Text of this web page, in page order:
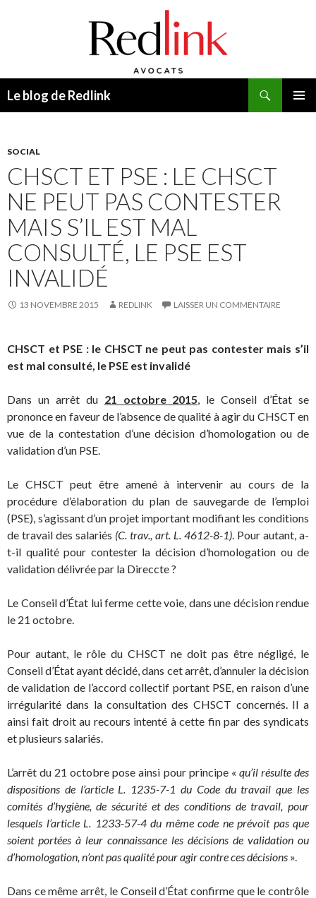
Le blog de Redlink
SOCIAL
CHSCT ET PSE : LE CHSCT
NE PEUT PAS CONTESTER
MAIS S’IL EST MAL
CONSULTÉ, LE PSE EST
INVALIDÉ
13 NOVEMBRE 2015 REDLINK LAISSER UN COMMENTAIRE
CHSCT et PSE : le CHSCT ne peut pas contester mais s’il
est mal consulté, le PSE est invalidé
Dans un arrêt du 21 octobre 2015, le Conseil d’État se
prononce en faveur de l’absence de qualité à agir du CHSCT en
vue de la contestation d’une décision d’homologation ou de
validation d’un PSE.
Le CHSCT peut être amené à intervenir au cours de la
procédure d’élaboration du plan de sauvegarde de l’emploi
(PSE), s’agissant d’un projet important modifiant les conditions
de travail des salariés (C. trav., art. L. 4612-8-1). Pour autant, a-
t-il qualité pour contester la décision d’homologation ou de
validation délivrée par la Direccte ?
Le Conseil d’État lui ferme cette voie, dans une décision rendue
le 21 octobre.
Pour autant, le rôle du CHSCT ne doit pas être négligé, le
Conseil d’État ayant décidé, dans cet arrêt, d’annuler la décision
de validation de l’accord collectif portant PSE, en raison d’une
irrégularité dans la consultation des CHSCT concernés. Il a
ainsi fait droit au recours intenté à cette fin par des syndicats
et plusieurs salariés.
L’arrêt du 21 octobre pose ainsi pour principe « qu’il résulte des
dispositions de l’article L. 1235-7-1 du Code du travail que les
comités d’hygiène, de sécurité et des conditions de travail, pour
lesquels l’article L. 1233-57-4 du même code ne prévoit pas que
soient portées à leur connaissance les décisions de validation ou
d’homologation, n’ont pas qualité pour agir contre ces décisions ».
Dans ce même arrêt, le Conseil d’État confirme que le contrôle